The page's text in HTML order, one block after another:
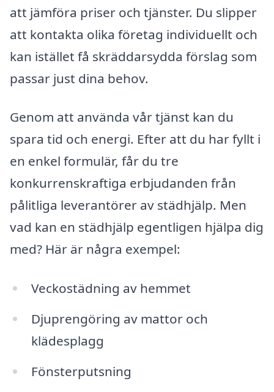
att jämföra priser och tjänster. Du slipper
att kontakta olika företag individuellt och
kan istället få skräddarsydda förslag som
passar just dina behov.
Genom att använda vår tjänst kan du
spara tid och energi. Efter att du har fyllt i
en enkel formulär, får du tre
konkurrenskraftiga erbjudanden från
pålitliga leverantörer av städhjälp. Men
vad kan en städhjälp egentligen hjälpa dig
med? Här är några exempel:
Veckostädning av hemmet
Djuprengöring av mattor och
klädesplagg
Fönsterputsning